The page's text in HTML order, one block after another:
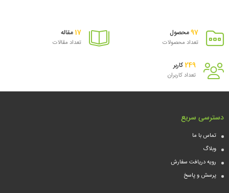
97محصول
تعداد محصولات
17 مقاله
تعداد مقالات
249 کاربر
تعداد کاربران
دسترسی سریع
تماس با ما
وبلاگ
رویه دریافت سفارش
پرسش و پاسخ